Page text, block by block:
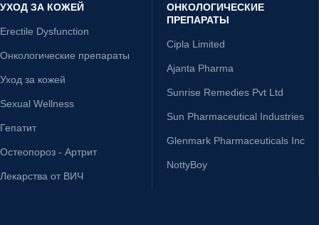
УХОД ЗА КОЖЕЙ
Erectile Dysfunction
Онкологические препараты
Уход за кожей
Sexual Wellness
Гепатит
Остеопороз - Артрит
Лекарства от ВИЧ
ОНКОЛОГИЧЕСКИЕ
ПРЕПАРАТЫ
Cipla Limited
Ajanta Pharma
Sunrise Remedies Pvt Ltd
Sun Pharmaceutical Industries
Glenmark Pharmaceuticals Inc
NottyBoy